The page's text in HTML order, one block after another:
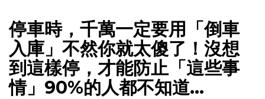
停車時，千萬一定要用「倒車
入庫」不然你就太傻了！沒想
到這樣停，才能防止「這些事
情」90%的人都不知道…